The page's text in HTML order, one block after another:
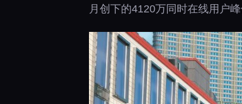
月创下的4120万同时在线用户